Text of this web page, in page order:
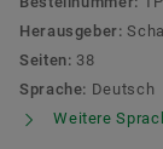
Herausgeber:
Seiten: 38
Sprache: Deutsch
Weitere